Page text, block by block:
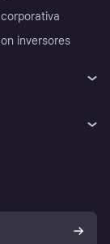
inversores